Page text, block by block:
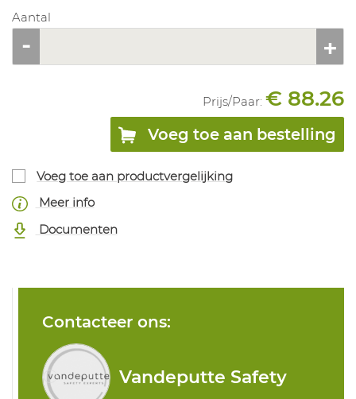
Aantal
Prijs/Paar: € 88.26
Voeg toe aan bestelling
Voeg toe aan productvergelijking
Meer info
Documenten
Contacteer ons:
Vandeputte Safety